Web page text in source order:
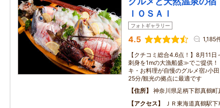
ＩＯＳＡＩ
フォトギャラリー
4.5 1,185
【クチコミ総合4.6点！】8月11
刺身を1mの大漁船盛≫でご提供
キ・お料理が自慢のグルメ宿♪小
25分/観光の拠点に最適です
住所
神奈川県足柄下郡真鶴町
アクセス
ＪＲ東海道真鶴駅